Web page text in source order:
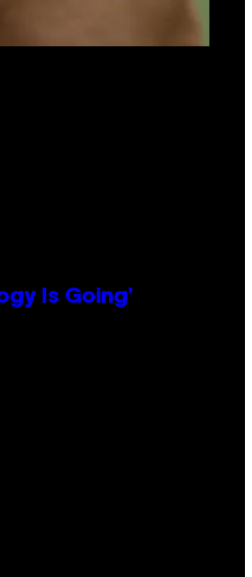
Is Going’